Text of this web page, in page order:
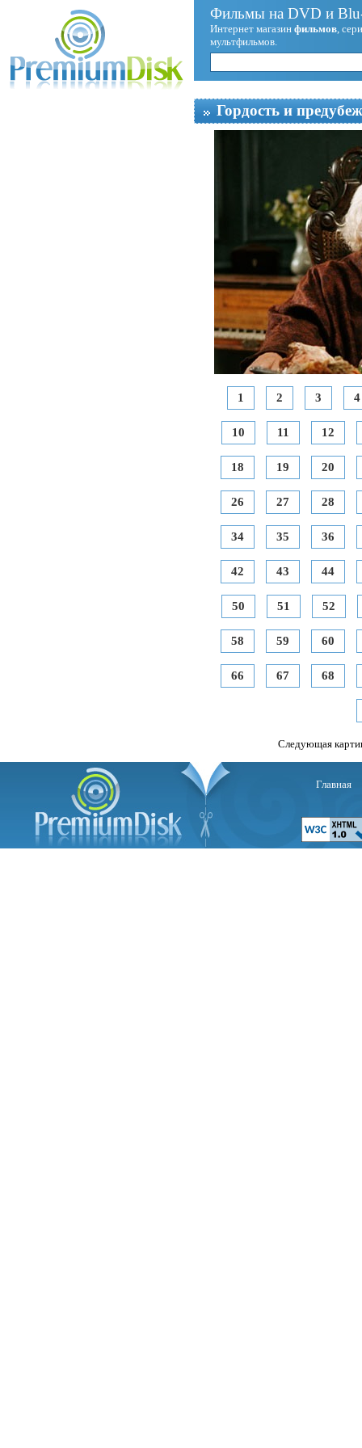
Фильмы на DVD и
Интернет магазин фильмов,
мультфильмов.
Гордость и
1 2 3 4
10 11 12
18 19 20
26 27 28
34 35 36
42 43 44
50 51 52
58 59 60
66 67 68
Следующая
Главная